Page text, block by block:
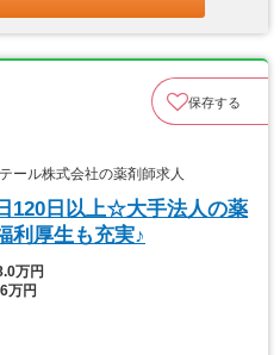
保存する
ール株式会社の薬剤師求人
120日以上☆大手法人の薬
利厚生も充実♪
万円
万円